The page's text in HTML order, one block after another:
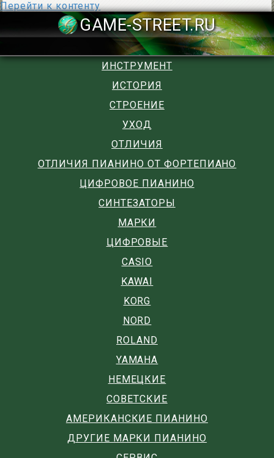
Перейти к контенту
GAME-
ИНСТРУМЕНТ
ИСТОРИЯ
СТРОЕНИЕ
УХОД
ОТЛИЧИЯ
ОТЛИЧИЯ ПИАНИНО ОТ ФОРТЕПИАНО
ЦИФРОВОЕ ПИАНИНО
СИНТЕЗАТОРЫ
МАРКИ
ЦИФРОВЫЕ
CASIO
KAWAI
KORG
NORD
ROLAND
YAMAHA
НЕМЕЦКИЕ
СОВЕТСКИЕ
АМЕРИКАНСКИЕ ПИАНИНО
ДРУГИЕ МАРКИ ПИАНИНО